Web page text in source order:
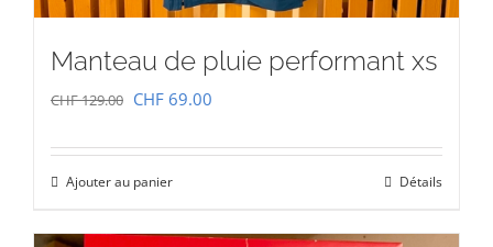
Manteau de pluie performant xs
CHF129.00 Le
initial
était :
CHF 129.00.
CHF 69.00
actuel
CHF 69.00.
Ajouter au panier Détails